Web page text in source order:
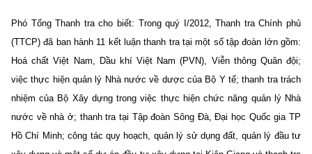
Phó Tổng Thanh tra cho biết: Trong quý I/2012, Thanh tra Chính phủ
(TTCP) đã ban hành 11 kết luận thanh tra tại một số tập đoàn lớn gồm:
Hoá chất Việt Nam, Dầu khí Việt Nam (PVN), Viễn thông Quân đội;
việc thực hiện quản lý Nhà nước về dược của Bộ Y tế; thanh tra trách
nhiệm của Bộ Xây dựng trong việc thực hiện chức năng quản lý Nhà
nước về nhà ở; thanh tra tại Tập đoàn Sông Đà, Đại học Quốc gia TP
Hồ Chí Minh; công tác quy hoạch, quản lý sử dụng đất, quản lý đầu tư